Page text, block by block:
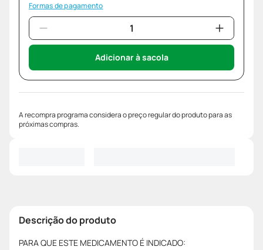
Formas de pagamento
Adicionar à sacola
A recompra programa considera o preço regular do produto para as
próximas compras.
Descrição do produto
PARA QUE ESTE MEDICAMENTO É INDICADO: